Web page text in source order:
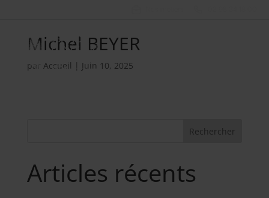
Michel BEYER
par Accueil | Juin 10, 2025
Rechercher
Articles récents